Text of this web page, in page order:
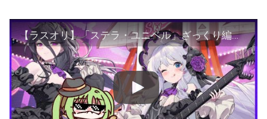
【ラスオリ】「ステラ・ユニベル」ざっくり編成紹介！！【ステラ/ケルベロス/ファフニール/リアン/エラ】